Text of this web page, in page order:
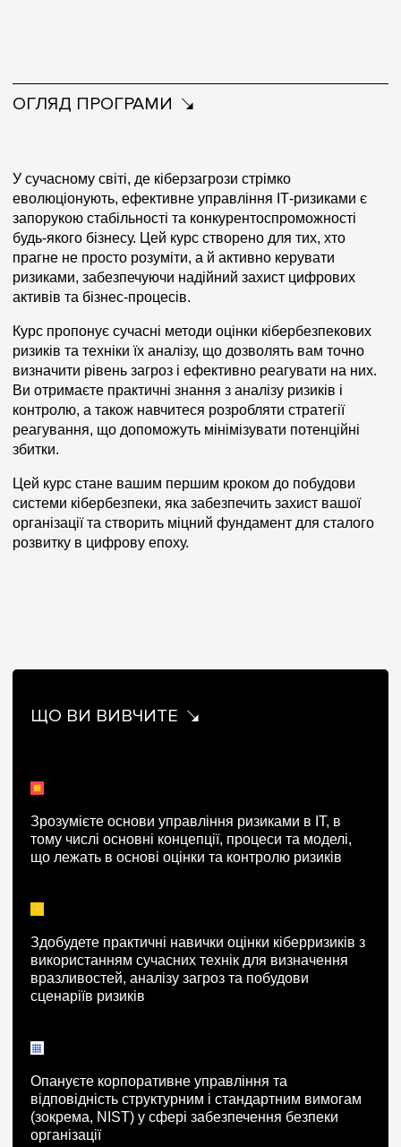
ОГЛЯД ПРОГРАМИ
У сучасному світі, де кіберзагрози стрімко
еволюціонують, ефективне управління ІТ-ризиками є
запорукою стабільності та конкурентоспроможності
будь-якого бізнесу. Цей курс створено для тих, хто
прагне не просто розуміти, а й активно керувати
ризиками, забезпечуючи надійний захист цифрових
активів та бізнес-процесів.
Курс пропонує сучасні методи оцінки кібербезпекових
ризиків та техніки їх аналізу, що дозволять вам точно
визначити рівень загроз і ефективно реагувати на них.
Ви отримаєте практичні знання з аналізу ризиків і
контролю, а також навчитеся розробляти стратегії
реагування, що допоможуть мінімізувати потенційні
збитки.
Цей курс стане вашим першим кроком до побудови
системи кібербезпеки, яка забезпечить захист вашої
організації та створить міцний фундамент для сталого
розвитку в цифрову епоху.
ЩО ВИ ВИВЧИТЕ
Зрозумієте основи управління ризиками в IT, в
тому числі основні концепції, процеси та моделі,
що лежать в основі оцінки та контролю ризиків
Здобудете практичні навички оцінки кіберризиків з
використанням сучасних технік для визначення
вразливостей, аналізу загроз та побудови
сценаріїв ризиків
Опануєте корпоративне управління та
відповідність структурним і стандартним вимогам
(зокрема, NIST) у сфері забезпечення безпеки
організації